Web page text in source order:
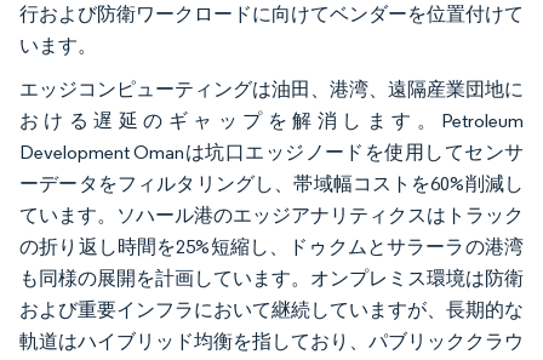
行および防衛ワークロードに向けてベンダーを位置付けて
います。
エッジコンピューティングは油田、港湾、遠隔産業団地に
おける遅延のギャップを解消します。Petroleum
Development Omanは坑口エッジノードを使用してセンサ
ーデータをフィルタリングし、帯域幅コストを60%削減し
ています。ソハール港のエッジアナリティクスはトラック
の折り返し時間を25%短縮し、ドゥクムとサラーラの港湾
も同様の展開を計画しています。オンプレミス環境は防衛
および重要インフラにおいて継続していますが、長期的な
軌道はハイブリッド均衡を指しており、パブリッククラウ